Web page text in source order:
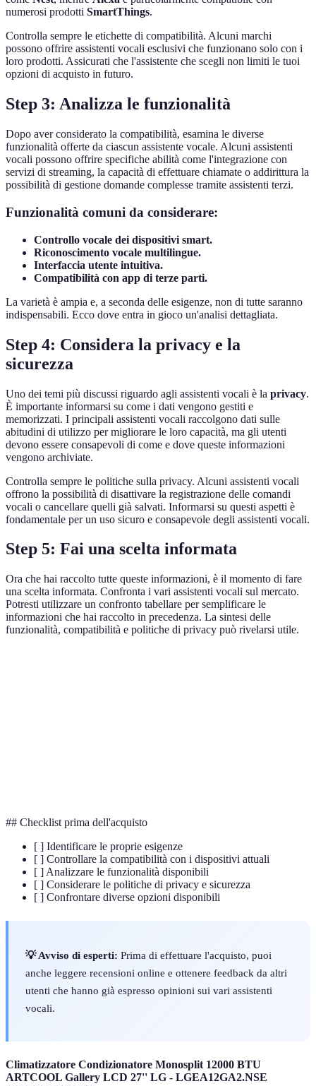
numerosi prodotti SmartThings.
Controlla sempre le etichette di compatibilità. Alcuni marchi
possono offrire assistenti vocali esclusivi che funzionano solo con i
loro prodotti. Assicurati che l'assistente che scegli non limiti le tuoi
opzioni di acquisto in futuro.
Step 3: Analizza le funzionalità
Dopo aver considerato la compatibilità, esamina le diverse
funzionalità offerte da ciascun assistente vocale. Alcuni assistenti
vocali possono offrire specifiche abilità come l'integrazione con
servizi di streaming, la capacità di effettuare chiamate o addirittura la
possibilità di gestione domande complesse tramite assistenti terzi.
Funzionalità comuni da considerare:
Controllo vocale dei dispositivi smart.
Riconoscimento vocale multilingue.
Interfaccia utente intuitiva.
Compatibilità con app di terze parti.
La varietà è ampia e, a seconda delle esigenze, non di tutte saranno
indispensabili. Ecco dove entra in gioco un'analisi dettagliata.
Step 4: Considera la privacy e la
sicurezza
Uno dei temi più discussi riguardo agli assistenti vocali è la privacy.
È importante informarsi su come i dati vengono gestiti e
memorizzati. I principali assistenti vocali raccolgono dati sulle
abitudini di utilizzo per migliorare le loro capacità, ma gli utenti
devono essere consapevoli di come e dove queste informazioni
vengono archiviate.
Controlla sempre le politiche sulla privacy. Alcuni assistenti vocali
offrono la possibilità di disattivare la registrazione delle comandi
vocali o cancellare quelli già salvati. Informarsi su questi aspetti è
fondamentale per un uso sicuro e consapevole degli assistenti vocali.
Step 5: Fai una scelta informata
Ora che hai raccolto tutte queste informazioni, è il momento di fare
una scelta informata. Confronta i vari assistenti vocali sul mercato.
Potresti utilizzare un confronto tabellare per semplificare le
informazioni che hai raccolto in precedenza. La sintesi delle
funzionalità, compatibilità e politiche di privacy può rivelarsi utile.
## Checklist prima dell'acquisto
[ ] Identificare le proprie esigenze
[ ] Controllare la compatibilità con i dispositivi attuali
[ ] Analizzare le funzionalità disponibili
[ ] Considerare le politiche di privacy e sicurezza
[ ] Confrontare diverse opzioni disponibili
💡 Avviso di esperti: Prima di effettuare l'acquisto, puoi
anche leggere recensioni online e ottenere feedback da altri
utenti che hanno già espresso opinioni sui vari assistenti
vocali.
Climatizzatore Condizionatore Monosplit 12000 BTU
ARTCOOL Gallery LCD 27'' LG - LGEA12GA2.NSE